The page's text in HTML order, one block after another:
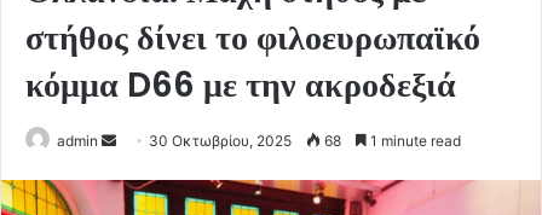
στήθος δίνει το φιλοευρωπαϊκό
κόμμα D66 με την ακροδεξιά
admin
Send
email
30 Οκτωβρίου, 2025 68 1 minute read